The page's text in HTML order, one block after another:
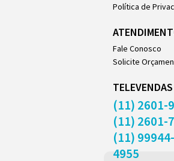
Política de
Fale Conosco
Solicite
TELEVENDAS
(11) 2601-
(11) 2601-
(11) 99944-
4955